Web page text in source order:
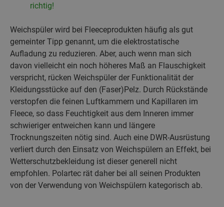
richtig!
Weichspüler wird bei Fleeceprodukten häufig als gut
gemeinter Tipp genannt, um die elektrostatische
Aufladung zu reduzieren. Aber, auch wenn man sich
davon vielleicht ein noch höheres Maß an Flauschigkeit
verspricht, rücken Weichspüler der Funktionalität der
Kleidungsstücke auf den (Faser)Pelz. Durch Rückstände
verstopfen die feinen Luftkammern und Kapillaren im
Fleece, so dass Feuchtigkeit aus dem Inneren immer
schwieriger entweichen kann und längere
Trocknungszeiten nötig sind. Auch eine DWR-Ausrüstung
verliert durch den Einsatz von Weichspülern an Effekt, bei
Wetterschutzbekleidung ist dieser generell nicht
empfohlen. Polartec rät daher bei all seinen Produkten
von der Verwendung von Weichspülern kategorisch ab.